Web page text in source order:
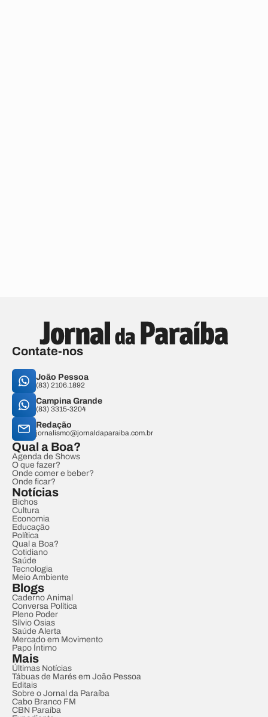
Contate-nos
João Pessoa
(83) 2106.1892
Campina Grande
(83) 3315-3204
Redação
jornalismo@jornaldaparaiba.com.br
Qual a Boa?
Agenda de Shows
O que fazer?
Onde comer e beber?
Onde ficar?
Notícias
Bichos
Cultura
Economia
Educação
Política
Qual a Boa?
Cotidiano
Saúde
Tecnologia
Meio Ambiente
Blogs
Caderno Animal
Conversa Política
Pleno Poder
Sílvio Osias
Saúde Alerta
Mercado em Movimento
Papo Íntimo
Mais
Últimas Notícias
Tábuas de Marés em João Pessoa
Editais
Sobre o Jornal da Paraíba
Cabo Branco FM
CBN Paraíba